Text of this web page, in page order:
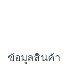
ข้อมูลสินค้า